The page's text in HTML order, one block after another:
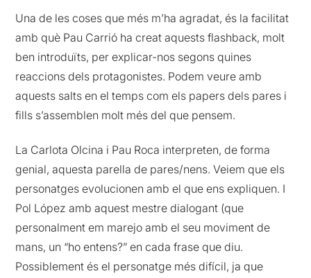
Una de les coses que més m’ha agradat, és la facilitat
amb què Pau Carrió ha creat aquests flashback, molt
ben introduïts, per explicar-nos segons quines
reaccions dels protagonistes. Podem veure amb
aquests salts en el temps com els papers dels pares i
fills s’assemblen molt més del que pensem.
La Carlota Olcina i Pau Roca interpreten, de forma
genial, aquesta parella de pares/nens. Veiem que els
personatges evolucionen amb el que ens expliquen. I
Pol López amb aquest mestre dialogant (que
personalment em marejo amb el seu moviment de
mans, un “ho entens?” en cada frase que diu.
Possiblement és el personatge més difícil, ja que